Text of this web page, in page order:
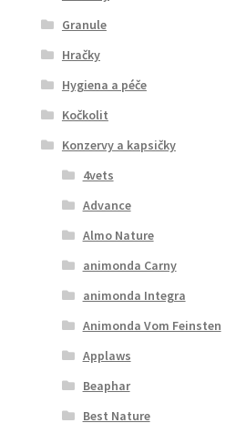
Granule
Hračky
Hygiena a péče
Kočkolit
Konzervy a kapsičky
4vets
Advance
Almo Nature
animonda Carny
animonda Integra
Animonda Vom Feinsten
Applaws
Beaphar
Best Nature